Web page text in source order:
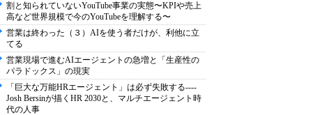
割と知られていないYouTube事業の実態〜KPIや売上
高など世界規模で今のYouTubeを理解する〜
営業は終わった（３）AIを使う者だけが、利他に立
てる
営業現場で進むAIエージェントの急増と「生産性の
パラドックス」の現実
「巨大な万能HRエージェント」は必ず失敗する----
Josh Bersinが描くHR 2030と、マルチエージェント時
代の人事